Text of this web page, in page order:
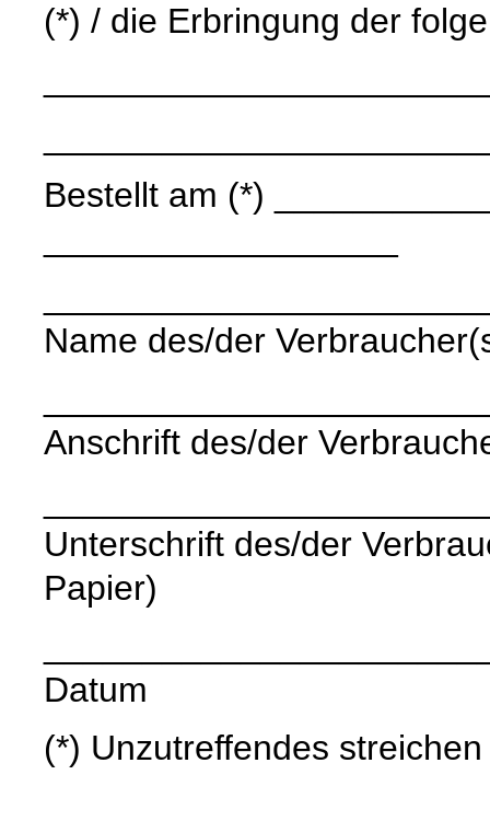
(*) / die Erbringung der
Bestellt am (*)
Name des/der
Anschrift des/der
Unterschrift des/der
Papier)
Datum
(*) Unzutreffendes streichen